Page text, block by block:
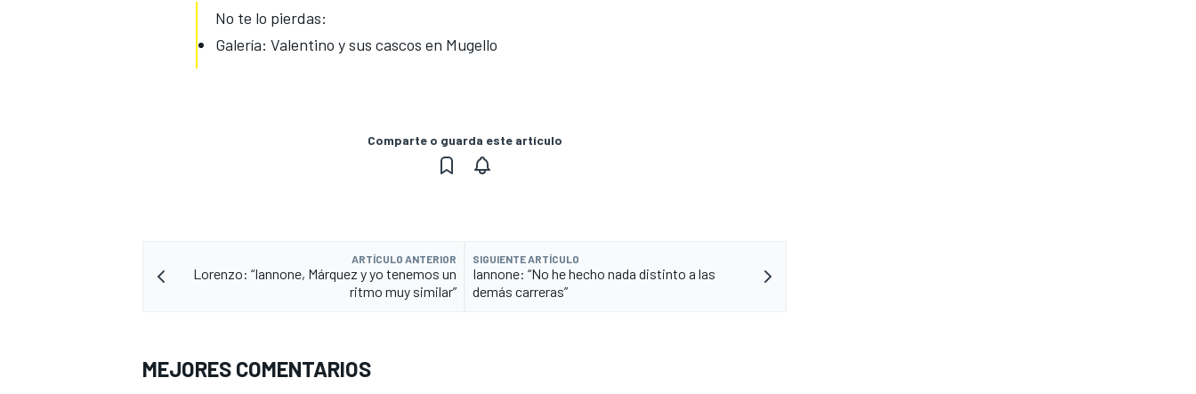
No te lo pierdas:
Galería: Valentino y sus cascos en Mugello
Comparte o guarda este artículo
ARTÍCULO ANTERIOR
Lorenzo: “Iannone, Márquez y yo tenemos un
ritmo muy similar”
SIGUIENTE ARTÍCULO
Iannone: “No he hecho nada distinto a las
demás carreras”
MEJORES COMENTARIOS